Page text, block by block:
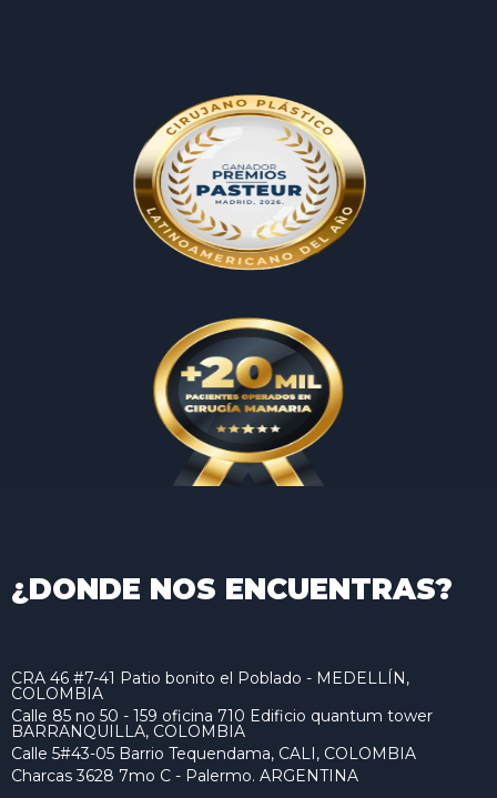
¿DONDE NOS ENCUENTRAS?
CRA 46 #7-41 Patio bonito el Poblado - MEDELLÍN,
COLOMBIA
Calle 85 no 50 - 159 oficina 710 Edificio quantum tower
BARRANQUILLA, COLOMBIA
Calle 5#43-05 Barrio Tequendama, CALI, COLOMBIA
Charcas 3628 7mo C - Palermo. ARGENTINA